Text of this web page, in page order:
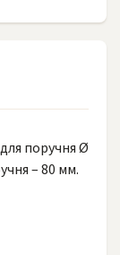
поручня Ø
– 80 мм.